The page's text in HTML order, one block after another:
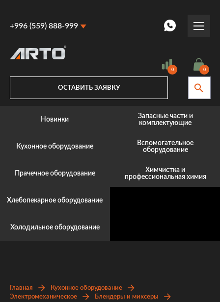
+996 (559) 888-999
+996 (559) 888-999
0 0
ОСТАВИТЬ ЗАЯВКУ
Новинки
Кухонное оборудование
Прачечное оборудование
Хлебопекарное оборудование
Холодильное оборудование
Запасные части и
комплектующие
Вспомогательное
оборудование
Химчистка и
профессиональная химия
Главная
Кухонное оборудование
Электромеханическое
Блендеры и миксеры